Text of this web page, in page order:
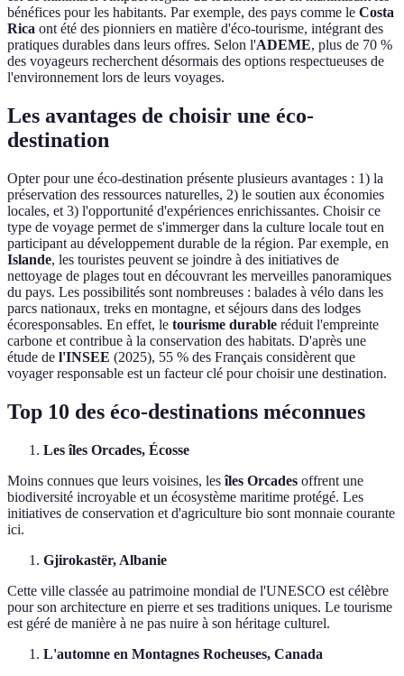
bénéfices pour les habitants. Par exemple, des pays comme le Costa
Rica ont été des pionniers en matière d'éco-tourisme, intégrant des
pratiques durables dans leurs offres. Selon l'ADEME, plus de 70 %
des voyageurs recherchent désormais des options respectueuses de
l'environnement lors de leurs voyages.
Les avantages de choisir une éco-
destination
Opter pour une éco-destination présente plusieurs avantages : 1) la
préservation des ressources naturelles, 2) le soutien aux économies
locales, et 3) l'opportunité d'expériences enrichissantes. Choisir ce
type de voyage permet de s'immerger dans la culture locale tout en
participant au développement durable de la région. Par exemple, en
Islande, les touristes peuvent se joindre à des initiatives de
nettoyage de plages tout en découvrant les merveilles panoramiques
du pays. Les possibilités sont nombreuses : balades à vélo dans les
parcs nationaux, treks en montagne, et séjours dans des lodges
écoresponsables. En effet, le tourisme durable réduit l'empreinte
carbone et contribue à la conservation des habitats. D'après une
étude de l'INSEE (2025), 55 % des Français considèrent que
voyager responsable est un facteur clé pour choisir une destination.
Top 10 des éco-destinations méconnues
Les îles Orcades, Écosse
Moins connues que leurs voisines, lesîles Orcades offrent une
biodiversité incroyable et un écosystème maritime protégé. Les
initiatives de conservation et d'agriculture bio sont monnaie courante
ici.
Gjirokastër, Albanie
Cette ville classée au patrimoine mondial de l'UNESCO est célèbre
pour son architecture en pierre et ses traditions uniques. Le tourisme
est géré de manière à ne pas nuire à son héritage culturel.
L'automne en Montagnes Rocheuses, Canada